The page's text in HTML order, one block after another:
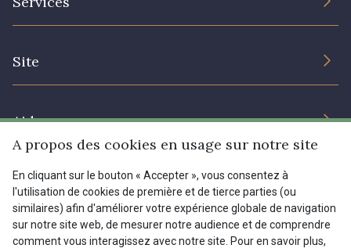
Site
Prix réduits
Aide
Livraison : France, Belgique, International
Retours & réclamations
FAQ - Questions fréquentes
Menu
Tous nos tissus
FR EN
A propos des cookies en usage sur notre site
En cliquant sur le bouton « Accepter », vous consentez à
l'utilisation de cookies de première et de tierce parties (ou
similaires) afin d'améliorer votre expérience globale de navigation
sur notre site web, de mesurer notre audience et de comprendre
comment vous interagissez avec notre site. Pour en savoir plus,